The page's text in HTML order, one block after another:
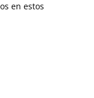
en estos